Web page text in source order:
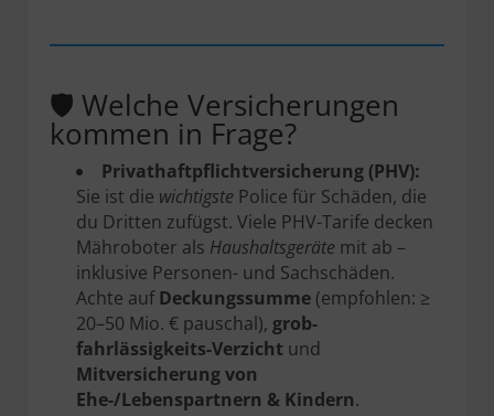
🛡️ Welche Versicherungen
kommen in Frage?
Privathaftpflichtversicherung (PHV):
Sie ist die wichtigste Police für Schäden, die
du Dritten zufügst. Viele PHV-Tarife decken
Mähroboter als Haushaltsgeräte mit ab –
inklusive Personen- und Sachschäden.
Achte aufDeckungssumme (empfohlen: ≥
20–50 Mio. € pauschal), grob-
fahrlässigkeits-Verzicht und
Mitversicherung von
Ehe-/Lebenspartnern & Kindern.